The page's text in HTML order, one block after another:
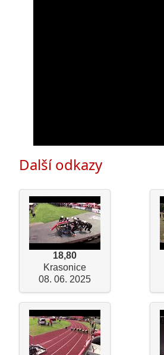
Další odkazy
18,80
Krasonice
08. 06. 2025